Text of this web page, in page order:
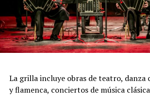
"Queremos que quienes todavía no
Furia descubran por qué el tango
todas las generaciones. Y que quienes
nuestras funciones tengan ganas de
función hay meses de ensayo y un
equipo para emocionar y sorprender al
La grilla incluye obras de teatro, danza
y flamenca, conciertos de música